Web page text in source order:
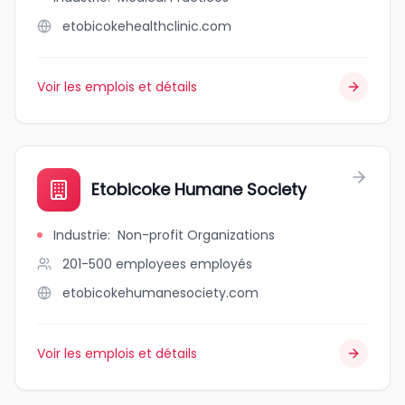
etobicokehealthclinic.com
Voir les emplois et détails
Etobicoke Humane Society
Industrie: Non-profit Organizations
201-500 employees employés
etobicokehumanesociety.com
Voir les emplois et détails